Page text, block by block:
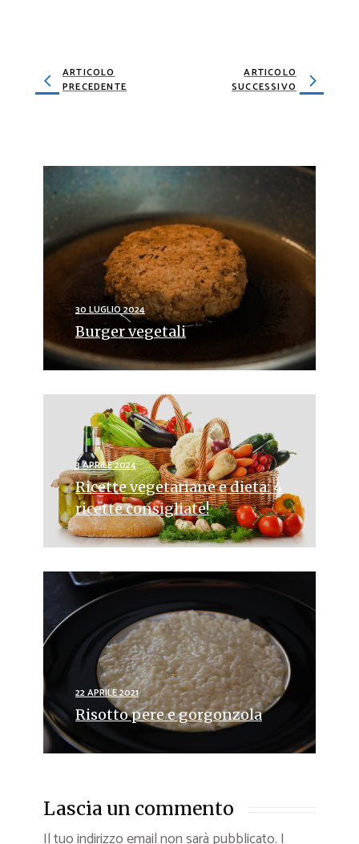
ARTICOLO
PRECEDENTE
ARTICOLO
SUCCESSIVO
30 LUGLIO 2024
Burger vegetali
3 APRILE 2024
Ricette vegetariane e dieta: 4
ricette consigliate!
22 APRILE 2021
Risotto pere e gorgonzola
Lascia un commento
Il tuo indirizzo email non sarà pubblicato. I